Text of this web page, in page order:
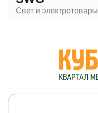
Свет и электротовары